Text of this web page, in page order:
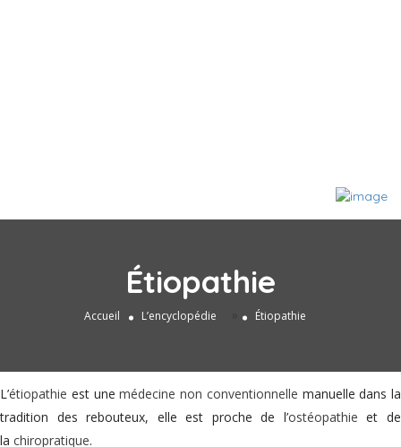
Étiopathie
Accueil L’encyclopédie Étiopathie
L’étiopathie est unemédecine non conventionnelle manuelle dans la
tradition des rebouteux, elle est proche de l’ostéopathie et de
la chiropratique.